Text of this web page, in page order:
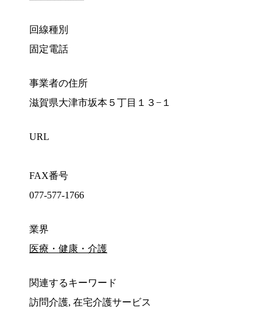
回線種別
固定電話
事業者の住所
滋賀県大津市坂本５丁目１３−１
URL
FAX番号
077-577-1766
業界
医療・健康・介護
関連するキーワード
訪問介護, 在宅介護サービス